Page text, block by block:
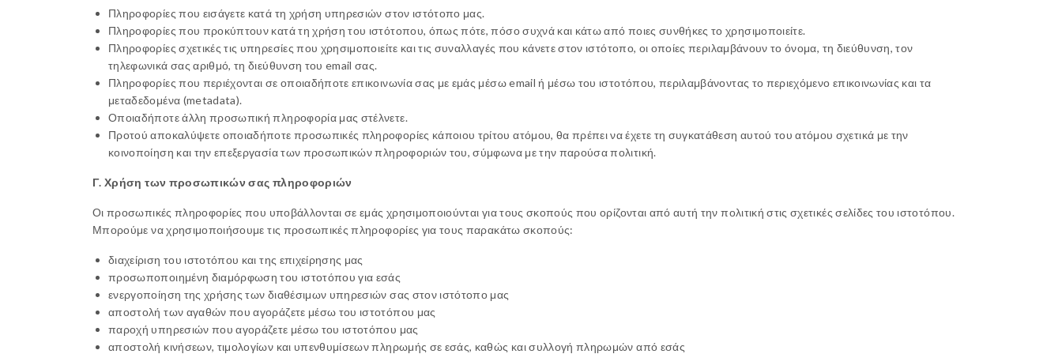
Πληροφορίες που εισάγετε κατά τη χρήση υπηρεσιών στον ιστότοπο μας.
Πληροφορίες που προκύπτουν κατά τη χρήση του ιστότοπου, όπως πότε, πόσο συχνά και κάτω από ποιες συνθήκες το χρησιμοποιείτε.
Πληροφορίες σχετικές τις υπηρεσίες που χρησιμοποιείτε και τις συναλλαγές που κάνετε στον ιστότοπο, οι οποίες περιλαμβάνουν το όνομα, τη διεύθυνση, τον
τηλεφωνικά σας αριθμό, τη διεύθυνση του email σας.
Πληροφορίες που περιέχονται σε οποιαδήποτε επικοινωνία σας με εμάς μέσω email ή μέσω του ιστοτόπου, περιλαμβάνοντας το περιεχόμενο επικοινωνίας και τα
μεταδεδομένα (metadata).
Οποιαδήποτε άλλη προσωπική πληροφορία μας στέλνετε.
Προτού αποκαλύψετε οποιαδήποτε προσωπικές πληροφορίες κάποιου τρίτου ατόμου, θα πρέπει να έχετε τη συγκατάθεση αυτού του ατόμου σχετικά με την
κοινοποίηση και την επεξεργασία των προσωπικών πληροφοριών του, σύμφωνα με την παρούσα πολιτική.
Γ. Χρήση των προσωπικών σας πληροφοριών
Οι προσωπικές πληροφορίες που υποβάλλονται σε εμάς χρησιμοποιούνται για τους σκοπούς που ορίζονται από αυτή την πολιτική στις σχετικές σελίδες του ιστοτόπου.
Μπορούμε να χρησιμοποιήσουμε τις προσωπικές πληροφορίες για τους παρακάτω σκοπούς:
διαχείριση του ιστοτόπου και της επιχείρησης μας
προσωποποιημένη διαμόρφωση του ιστοτόπου για εσάς
ενεργοποίηση της χρήσης των διαθέσιμων υπηρεσιών σας στον ιστότοπο μας
αποστολή των αγαθών που αγοράζετε μέσω του ιστοτόπου μας
παροχή υπηρεσιών που αγοράζετε μέσω του ιστοτόπου μας
αποστολή κινήσεων, τιμολογίων και υπενθυμίσεων πληρωμής σε εσάς, καθώς και συλλογή πληρωμών από εσάς